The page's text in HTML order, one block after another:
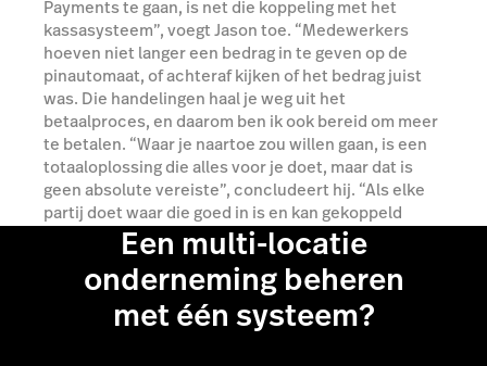
Payments te gaan, is net die koppeling met het
kassasysteem”, voegt Jason toe. “Medewerkers
hoeven niet langer een bedrag in te geven op de
pinautomaat, of achteraf kijken of het bedrag juist
was. Die handelingen haal je weg uit het
betaalproces, en daarom ben ik ook bereid om meer
te betalen. “Waar je naartoe zou willen gaan, is een
totaaloplossing die alles voor je doet, maar dat is
geen absolute vereiste”, concludeert hij. “Als elke
partij doet waar die goed in is en kan gekoppeld
worden met elkaar, zitten we goed.”
Meer over Payments
Een multi-locatie
onderneming beheren
met één systeem?